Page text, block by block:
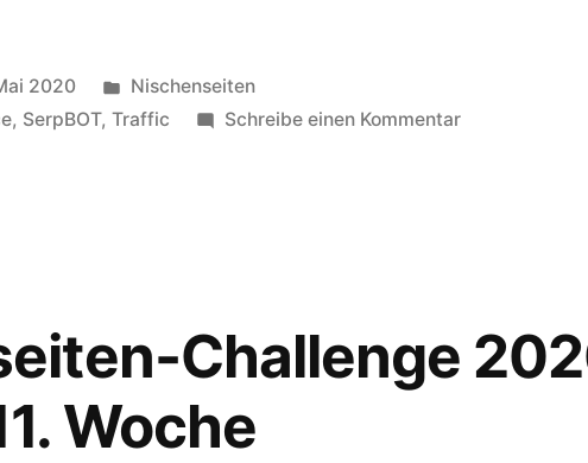
2020
Veröffentlicht
unter
Nischenseiten
, SerpBOT,Traffic Schreibe einen Kommentarzu
Woche
Challenge
Woche